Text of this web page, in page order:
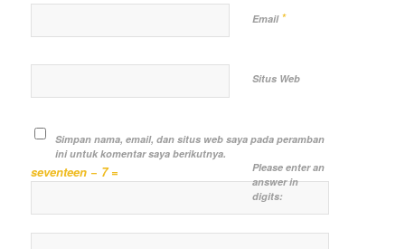
Email *
Situs Web
Simpan nama, email, dan situs web saya pada peramban
ini untuk komentar saya berikutnya.
Please enter an
answer in
digits:
seventeen − 7 =